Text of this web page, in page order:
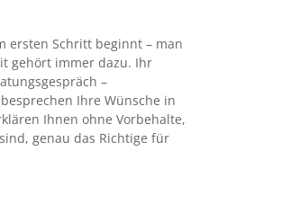
ersten Schritt beginnt – man
gehört immer dazu. Ihr
–
Ihre Wünsche in
Ihnen ohne Vorbehalte,
genau das Richtige für